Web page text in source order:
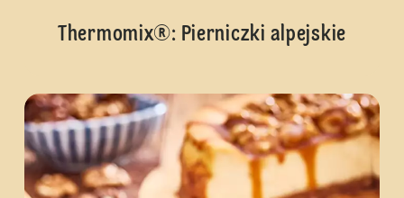
Thermomix®: Pierniczki alpejskie